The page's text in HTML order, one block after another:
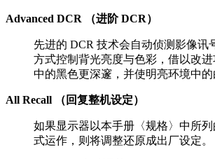
Advanced DCR （进阶 DCR）
先进的 DCR 技术会自动侦测影像讯
方式控制背光亮度与色彩，借以改
中的黑色更深邃，并使明亮环境中的
All Recall （回复整机设定）
如果显示器以本手册〈规格〉中所
式运作，则将调整还原成出厂设定。